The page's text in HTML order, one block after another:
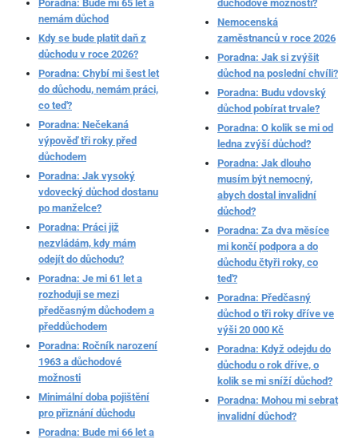
Poradna: Bude mi 65 let a
nemám důchod
Kdy se bude platit daň z
důchodu v roce 2026?
Poradna: Chybí mi šest let
do důchodu, nemám práci,
co teď?
Poradna: Nečekaná
výpověď tři roky před
důchodem
Poradna: Jak vysoký
vdovecký důchod dostanu
po manželce?
Poradna: Práci již
nezvládám, kdy mám
odejít do důchodu?
Poradna: Je mi 61 let a
rozhoduji se mezi
předčasným důchodem a
předdůchodem
Poradna: Ročník narození
1963 a důchodové
možnosti
Minimální doba pojištění
pro přiznání důchodu
Poradna: Bude mi 66 let a
důchodové možnosti?
Nemocenská
zaměstnanců v roce 2026
Poradna: Jak si zvýšit
důchod na poslední chvíli?
Poradna: Budu vdovský
důchod pobírat trvale?
Poradna: O kolik se mi od
ledna zvýší důchod?
Poradna: Jak dlouho
musím být nemocný,
abych dostal invalidní
důchod?
Poradna: Za dva měsíce
mi končí podpora a do
důchodu čtyři roky, co
teď?
Poradna: Předčasný
důchod o tři roky dříve ve
výši 20 000 Kč
Poradna: Když odejdu do
důchodu o rok dříve, o
kolik se mi sníží důchod?
Poradna: Mohou mi sebrat
invalidní důchod?